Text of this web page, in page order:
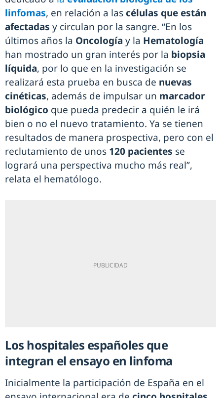
linfomas, en relación a las células que están
afectadas y circulan por la sangre. “En los
últimos años la Oncología y la Hematología
han mostrado un gran interés por la biopsia
líquida, por lo que en la investigación se
realizará esta prueba en busca de nuevas
cinéticas, además de impulsar un marcador
biológico que pueda predecir a quién le irá
bien o no el nuevo tratamiento. Ya se tienen
resultados de manera prospectiva, pero con el
reclutamiento de unos 120 pacientes se
logrará una perspectiva mucho más real”,
relata el hematólogo.
Los hospitales españoles que
integran el ensayo en linfoma
Inicialmente la participación de España en el